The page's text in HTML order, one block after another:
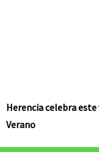
Herencia celebra este
Verano